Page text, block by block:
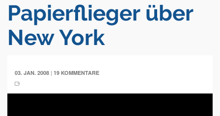
Papierflieger über
New York
03. JAN. 2008 | 19 KOMMENTARE